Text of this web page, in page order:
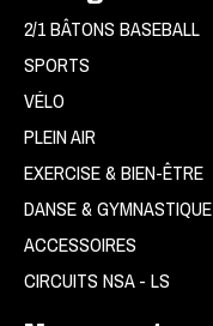
2/1 BÂTONS BASEBALL
SPORTS
VÉLO
PLEIN AIR
EXERCISE & BIEN-ÊTRE
DANSE & GYMNASTIQUE
ACCESSOIRES
CIRCUITS NSA - LS